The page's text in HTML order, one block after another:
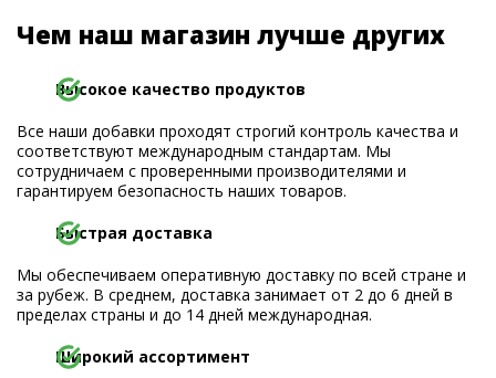
Чем наш магазин лучше других
Высокое качество продуктов
Все наши добавки проходят строгий контроль качества и
соответствуют международным стандартам. Мы
сотрудничаем с проверенными производителями и
гарантируем безопасность наших товаров.
Быстрая доставка
Мы обеспечиваем оперативную доставку по всей стране и
за рубеж. В среднем, доставка занимает от 2 до 6 дней в
пределах страны и до 14 дней международная.
Широкий ассортимент